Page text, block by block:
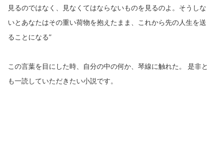
見るのではなく、見なくてはならないものを見るのよ。そうしな
いとあなたはその重い荷物を抱えたまま、これから先の人生を送
ることになる”
この言葉を目にした時、自分の中の何か、琴線に触れた。 是非と
も一読していただきたい小説です。